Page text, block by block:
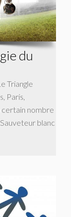
du
Triangle
Paris,
certain nombre
blanc